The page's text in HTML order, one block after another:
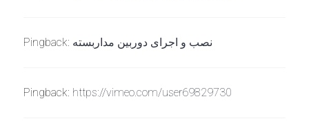
Pingback: نصب و اجرای دوربین مداربسته
Pingback: https://vimeo.com/user69829730